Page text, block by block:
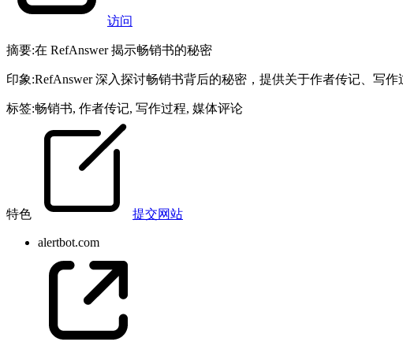
访问
摘要:在 RefAnswer 揭示畅销书的秘密
印象:RefAnswer 深入探讨畅销书背后的秘密，提供关于作者传记、写
标签:畅销书, 作者传记, 写作过程, 媒体评论
特色 提交网站
alertbot.com